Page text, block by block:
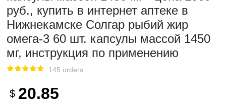
руб., купить в интернет аптеке в
Нижнекамске Солгар рыбий жир
омега-3 60 шт. капсулы массой 1450
мг, инструкция по применению
145 orders
$ 20.85